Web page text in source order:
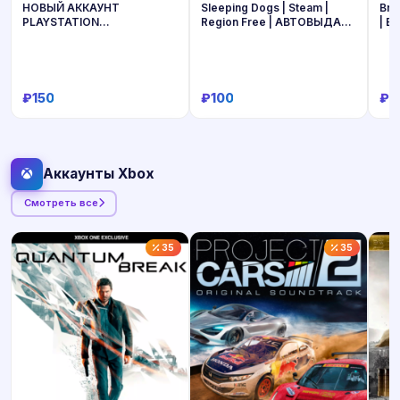
НОВЫЙ АККАУНТ
PLAYSTATION
₽150
Sleeping Dogs | Steam |
Region Free | АВТОВЫДАЧА
₽100
|
Аккаунты Xbox
Смотреть все
35 35